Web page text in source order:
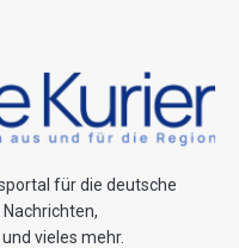
für die deutsche
vieles mehr.